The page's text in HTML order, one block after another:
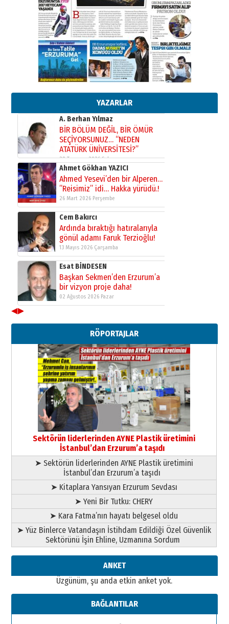
YAZARLAR
Kenan GÜLERCİ
Murat Şahsuvaroğlu ERKON’da
çıtayı yukarı taşırken,
yönetimdekiler aşağı
çekmemeli!
17 Şubat 2026 SalıOrhan BOZKURT
Bir fotoğraf, bir şehir, bir
gazeteci… Dizginler kimin
A. Berhan Yılmaz
BİR BÖLÜM DEĞİL, BİR ÖMÜR
SEÇİYORSUNUZ… “NEDEN
ATATÜRK ÜNİVERSİTESİ?”
28 Temmuz 2026 Salı
Ahmet Gökhan YAZICI
Ahmed Yesevi’den bir Alperen…
”Reisimiz” idi… Hakka yürüdü.!
26 Mart 2026 Perşembe
Cem Bakırcı
Ardında bıraktığı hatıralarıyla
gönül adamı Faruk Terzioğlu!
13 Mayıs 2026 Çarşamba
Esat BİNDESEN
Başkan Sekmen’den Erzurum’a
bir vizyon proje daha!
02 Ağustos 2026 Pazar
Erzurumspor’un köşe taşları
29 Haziran 2026 Pazartesi
Kenan GÜLERCİ
Murat Şahsuvaroğlu ERKON’da
çıtayı yukarı taşırken,
yönetimdekiler aşağı
çekmemeli!
17 Şubat 2026 SalıOrhan BOZKURT
Bir fotoğraf, bir şehir, bir
gazeteci… Dizginler kimin
elinde?
A. Berhan Yılmaz
BİR BÖLÜM DEĞİL, BİR ÖMÜR
SEÇİYORSUNUZ… “NEDEN
ATATÜRK ÜNİVERSİTESİ?”
28 Temmuz 2026 Salı
Ahmet Gökhan YAZICI
Ahmed Yesevi’den bir Alperen…
”Reisimiz” idi… Hakka yürüdü.!
26 Mart 2026 Perşembe
gönül adamı Faruk Terzioğlu!
Başkan Sekmen’den Erzurum’a
◀▶
RÖPORTAJLAR
Sektörün liderlerinden AYNE Plastik üretimini
İstanbul’dan Erzurum’a taşıdı
➤ Sektörün liderlerinden AYNE Plastik üretimini
İstanbul’dan Erzurum’a taşıdı
➤ Kitaplara Yansıyan Erzurum Sevdası
➤ Yeni Bir Tutku: CHERY
➤ Kara Fatma’nın hayatı belgesel oldu
➤ Yüz Binlerce Vatandaşın İstihdam Edildiği Özel Güvenlik
Sektörünü İşin Ehline, Uzmanına Sordum
ANKET
Üzgünüm, şu anda etkin anket yok.
BAĞLANTILAR